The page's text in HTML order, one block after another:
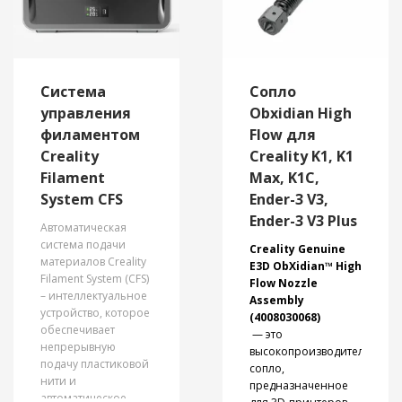
Combo вы сможете
наслаждаться
Combo — это
высокопроизводительный
3D-принтер,
разработанный для
точности, скорости
и универсальности,
идеально
подходящий для
амбициозных
крупномасштабной
печати. ​​Благодаря
большому объему
печати,
усовершенствованному
способному
работать с
Ender 5 Max
обеспечивает
печати, сочетая
скорость, точность и
надежность, чтобы
гарантировать
высочайшее
качество печати для
профессионального
и личного
использования.
огромному объему
печати и
расширенным
функциям Ender 5
Max является
оптимальным
решением для
крупномасштабных
и востребованных
Система
управления
филаментом
Creality
Filament
System CFS
Автоматическая
система подачи
материалов Creality
Filament System (CFS)
– интеллектуальное
устройство, которое
обеспечивает
непрерывную
подачу пластиковой
нити и
автоматическое
Сопло
Obxidian High
Flow для
Creality K1, K1
Max, K1C,
Ender-3 V3,
Ender-3 V3 Plus
Creality Genuine
E3D ObXidian™ High
Flow Nozzle
Assembly
(4008030068)
— это
высокопроизводительное
сопло,
предназначенное